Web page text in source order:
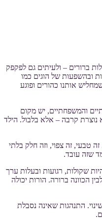
ברורים – ולעיתים גם לפקפק
ובהשפעות של הוגים כמו
אותנו כהורים ופוגע
והמשפחתיים, יש מקום
קרבה – אלא בלבול. הילד
טבעי, זה צפוי, וזה חלק בלתי
שזה עובד.
שקולות, רגועות ובעלות ערך
הכוונה ברורה. הורות יכולה
התנהגות שאינה נסבלת